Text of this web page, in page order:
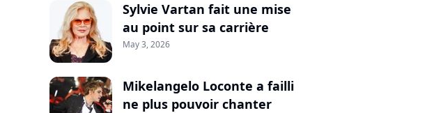
Sylvie Vartan fait une mise
au point sur sa carrière
May 3, 2026
Mikelangelo Loconte a failli
ne plus pouvoir chanter